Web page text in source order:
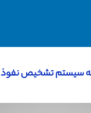
سیستم تشخیص